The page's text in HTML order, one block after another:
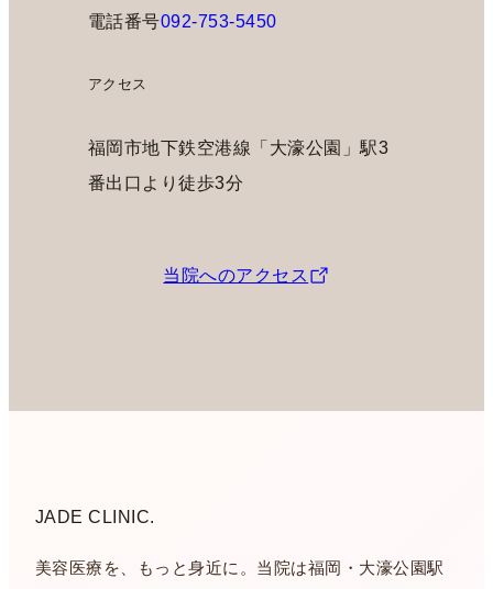
電話番号092-753-5450
アクセス
福岡市地下鉄空港線「大濠公園」駅3
番出口より徒歩3分
当院へのアクセス
JADE CLINIC.
美容医療を、もっと身近に。当院は福岡・大濠公園駅